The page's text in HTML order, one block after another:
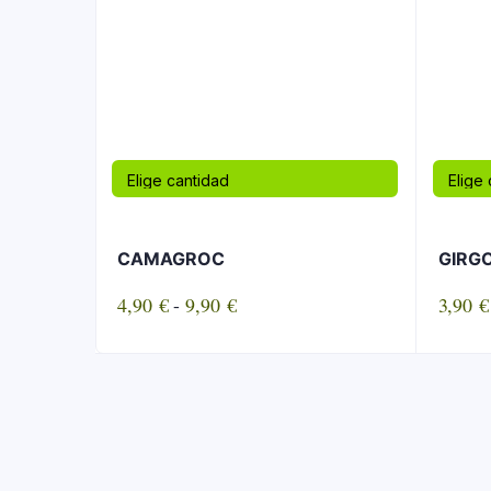
CAMAGROC
4,90 € - 9,90 €Rango
3,90 €